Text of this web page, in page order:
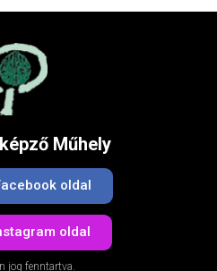
Műhely
oldal
oldal
jog fenntartva.